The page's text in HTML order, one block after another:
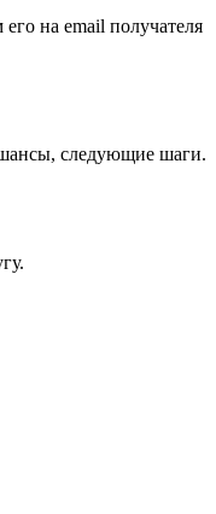
на email получателя
следующие шаги.